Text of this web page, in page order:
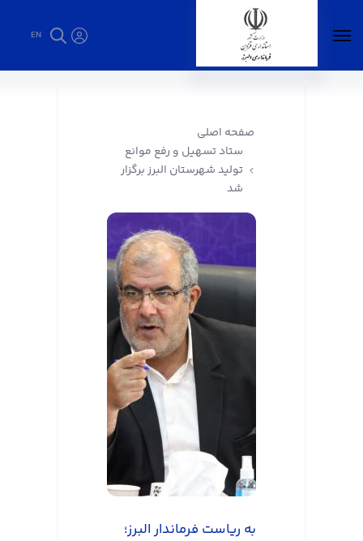
EN
صفحه اصلی
ستاد تسهیل و رفع موانع
تولید شهرستان البرز برگزار
شد
به ریاست فرماندار البرز؛